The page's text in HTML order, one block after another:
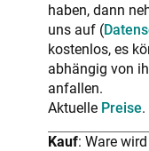
haben, dann
uns auf (
kostenlos, es
abhängig von
anfallen.
Aktuelle Preise.
Kauf: Ware